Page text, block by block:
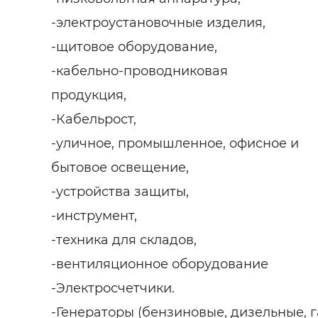
-электроустановочные изделия,
-щитовое оборудование,
-кабельно-проводниковая
продукция,
-Кабельрост,
-уличное, промышленное, офисное и
бытовое освещение,
-устройства защиты,
-инструмент,
-техника для складов,
-вентиляционное оборудование
-Электросчетчики.
-Генераторы (бензиновые, дизельные,